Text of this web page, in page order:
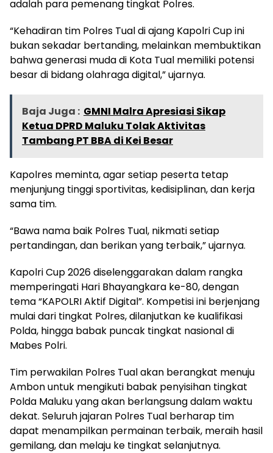
adalah para pemenang tingkat Polres.
“Kehadiran tim Polres Tual di ajang Kapolri Cup ini
bukan sekadar bertanding, melainkan membuktikan
bahwa generasi muda di Kota Tual memiliki potensi
besar di bidang olahraga digital,” ujarnya.
Baja Juga : GMNI Malra Apresiasi Sikap
Ketua DPRD Maluku Tolak Aktivitas
Tambang PT BBA di Kei Besar
Kapolres meminta, agar setiap peserta tetap
menjunjung tinggi sportivitas, kedisiplinan, dan kerja
sama tim.
“Bawa nama baik Polres Tual, nikmati setiap
pertandingan, dan berikan yang terbaik,” ujarnya.
Kapolri Cup 2026 diselenggarakan dalam rangka
memperingati Hari Bhayangkara ke-80, dengan
tema “KAPOLRI Aktif Digital”. Kompetisi ini berjenjang
mulai dari tingkat Polres, dilanjutkan ke kualifikasi
Polda, hingga babak puncak tingkat nasional di
Mabes Polri.
Tim perwakilan Polres Tual akan berangkat menuju
Ambon untuk mengikuti babak penyisihan tingkat
Polda Maluku yang akan berlangsung dalam waktu
dekat. Seluruh jajaran Polres Tual berharap tim
dapat menampilkan permainan terbaik, meraih hasil
gemilang, dan melaju ke tingkat selanjutnya.